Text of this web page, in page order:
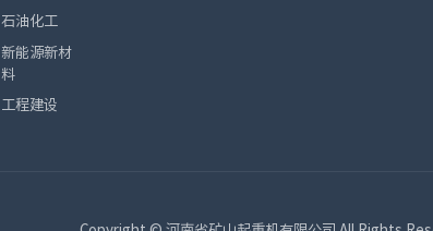
石油化工
新能源新材
料
工程建设